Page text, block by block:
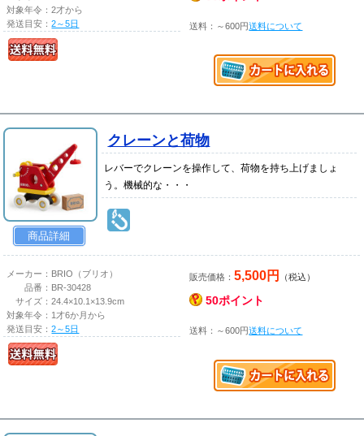
対象年令：2才から
発送目安：2～5日 送料：～600円送料について
商品詳細
クレーンと荷物
レバーでクレーンを操作して、荷物を持ち上げましょ
う。機械的な・・・
メーカー： BRIO（ブリオ）
品番： BR-30428
サイズ：24.4×10.1×13.9cm
対象年令： 1才6か月から
発送目安：2～5日
販売価格：5,500円 （税込）
50ポイント
送料：～600円送料について